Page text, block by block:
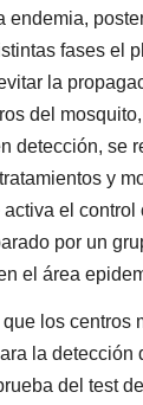
endemia,
fases el
la
del
detección, se
y
el control
por un
el área
los centros
la detección
del test